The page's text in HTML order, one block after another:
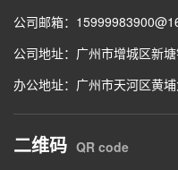
公司邮箱：
公司地址：广州市增城区新
办公地址：广州市天河区黄
二维码 QR code